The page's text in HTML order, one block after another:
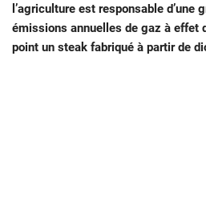
l’agriculture est responsable d’une
émissions annuelles de gaz à effet
point un steak fabriqué à partir de